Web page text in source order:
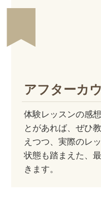
アフターカ
体験レッスンの感
とがあれば、ぜひ
えつつ、実際のレ
状態も踏まえた、
きます。